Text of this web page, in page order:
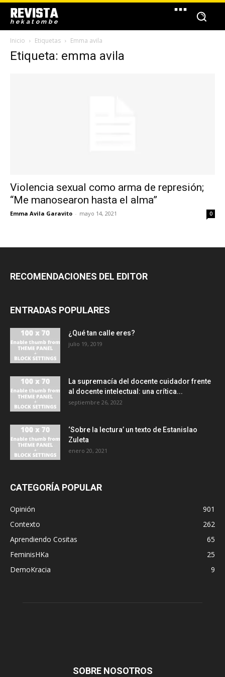
REVISTA
hekatombe
Inicio Etiquetas Emma avila
Etiqueta: emma avila
Violencia sexual como arma de represión;
“Me manosearon hasta el alma”
Emma Avila Garavito - mayo 14, 2021 0
RECOMENDACIONES DEL EDITOR
ENTRADAS POPULARES
¿Qué tan calle eres?
julio 19, 2019
La supremacía del docente cuidador frente
al docente intelectual: una crítica...
septiembre 26, 2022
‘Sobre la lectura’ un texto de Estanislao
Zuleta
enero 20, 2021
CATEGORÍA POPULAR
Opinión
901
Contexto
262
Aprendiendo Cositas
65
FeminisHKa
25
DemoKracia
9
SOBRE NOSOTROS